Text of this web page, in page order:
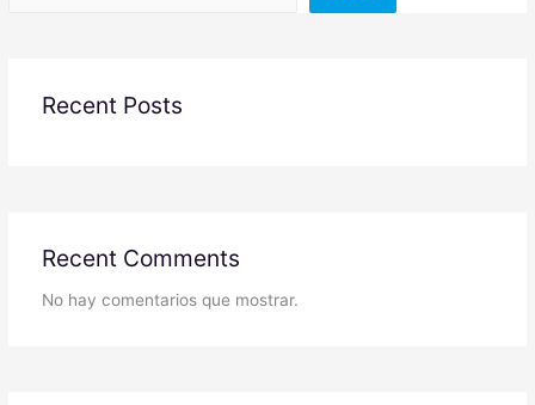
Recent Posts
Recent Comments
No hay comentarios que mostrar.